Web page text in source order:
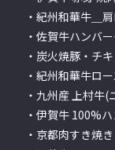
・紀州和華牛＿
・佐賀牛ハンバ
・炭火焼豚・チ
・紀州和華牛ロ
・九州産 上村牛
・伊賀牛 100%
・京都肉すき焼